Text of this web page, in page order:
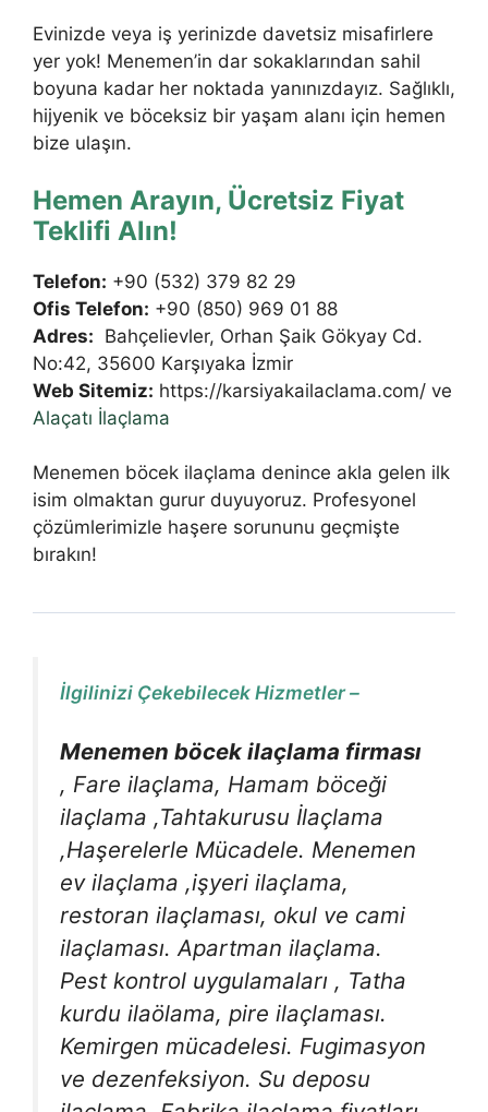
Evinizde veya iş yerinizde davetsiz misafirlere
yer yok! Menemen’in dar sokaklarından sahil
boyuna kadar her noktada yanınızdayız. Sağlıklı,
hijyenik ve böceksiz bir yaşam alanı için hemen
bize ulaşın.
Hemen Arayın, Ücretsiz Fiyat
Teklifi Alın!
Telefon: +90 (532) 379 82 29
Ofis Telefon: +90 (850) 969 01 88
Adres: Bahçelievler, Orhan Şaik Gökyay Cd.
No:42, 35600 Karşıyaka İzmir
Web Sitemiz: https://karsiyakailaclama.com/ ve
Alaçatı İlaçlama
Menemen böcek ilaçlama denince akla gelen ilk
isim olmaktan gurur duyuyoruz. Profesyonel
çözümlerimizle haşere sorununu geçmişte
bırakın!
İlgilinizi Çekebilecek Hizmetler –
Menemen böcek ilaçlama firması
, Fare ilaçlama, Hamam böceği
ilaçlama ,Tahtakurusu İlaçlama
,Haşerelerle Mücadele. Menemen
ev ilaçlama ,işyeri ilaçlama,
restoran ilaçlaması, okul ve cami
ilaçlaması. Apartman ilaçlama.
Pest kontrol uygulamaları , Tatha
kurdu ilaölama, pire ilaçlaması.
Kemirgen mücadelesi. Fugimasyon
ve dezenfeksiyon. Su deposu